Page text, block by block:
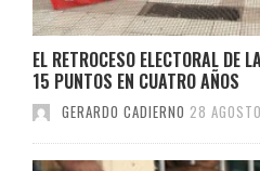
EL RETROCESO ELECTORAL DE
15 PUNTOS EN CUATRO AÑOS
GERARDO CADIERNO 28